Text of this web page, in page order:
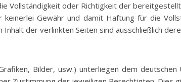
Vollständigkeit oder Richtigkeit der
Gewähr und damit Haftung für die
der verlinkten Seiten sind ausschließlich
Bilder, usw.) unterliegen dem